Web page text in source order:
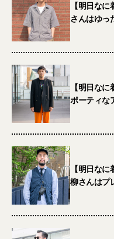
【明日な
さんはゆっ
【明日な
ポーティな
【明日な
柳さんはプ